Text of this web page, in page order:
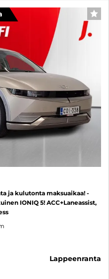
ja kulutonta maksuaikaa! -
IONIQ 5! ACC+Laneassist,
lappeenranta